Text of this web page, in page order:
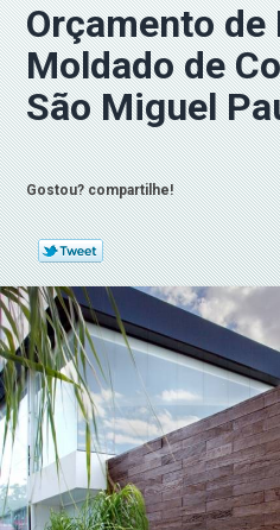
Orçamento de
Moldado de
São Miguel
Gostou? compartilhe!